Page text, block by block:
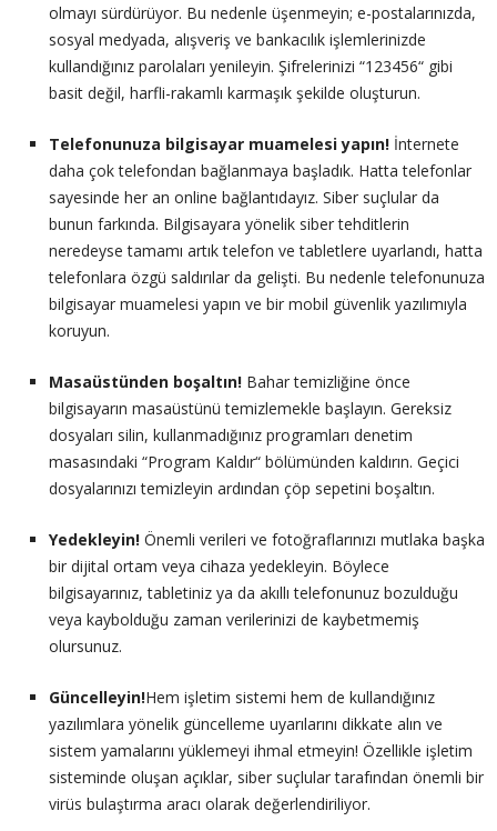
olmayı sürdürüyor. Bu nedenle üşenmeyin; e-postalarınızda,
sosyal medyada, alışveriş ve bankacılık işlemlerinizde
kullandığınız parolaları yenileyin. Şifrelerinizi “123456“ gibi
basit değil, harfli-rakamlı karmaşık şekilde oluşturun.
Telefonunuza bilgisayar muamelesi yapın!İnternete
daha çok telefondan bağlanmaya başladık. Hatta telefonlar
sayesinde her an online bağlantıdayız. Siber suçlular da
bunun farkında. Bilgisayara yönelik siber tehditlerin
neredeyse tamamı artık telefon ve tabletlere uyarlandı, hatta
telefonlara özgü saldırılar da gelişti. Bu nedenle telefonunuza
bilgisayar muamelesi yapın ve bir mobil güvenlik yazılımıyla
koruyun.
Masaüstünden boşaltın!Bahar temizliğine önce
bilgisayarın masaüstünü temizlemekle başlayın. Gereksiz
dosyaları silin, kullanmadığınız programları denetim
masasındaki “Program Kaldır“ bölümünden kaldırın. Geçici
dosyalarınızı temizleyin ardından çöp sepetini boşaltın.
Yedekleyin! Önemli verileri ve fotoğraflarınızı mutlaka başka
bir dijital ortam veya cihaza yedekleyin. Böylece
bilgisayarınız, tabletiniz ya da akıllı telefonunuz bozulduğu
veya kaybolduğu zaman verilerinizi de kaybetmemiş
olursunuz.
Güncelleyin!Hem işletim sistemi hem de kullandığınız
yazılımlara yönelik güncelleme uyarılarını dikkate alın ve
sistem yamalarını yüklemeyi ihmal etmeyin! Özellikle işletim
sisteminde oluşan açıklar, siber suçlular tarafından önemli bir
virüs bulaştırma aracı olarak değerlendiriliyor.